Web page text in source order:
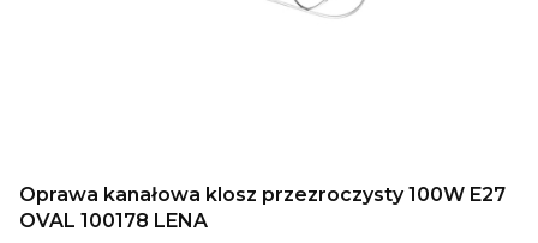
Oprawa kanałowa klosz przezroczysty 100W E27
OVAL 100178 LENA